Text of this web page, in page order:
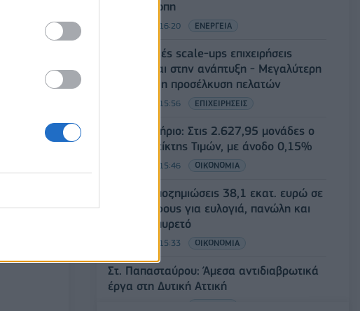
στην Ευρώπη
06/08/2026 - 16:20 ΕΝΕΡΓΕΙΑ
Οι ελληνικές scale-ups επιχειρήσεις
στρέφονται στην ανάπτυξη - Μεγαλύτερη
πρόκληση η προσέλκυση πελατών
06/08/2026 - 15:56 ΕΠΙΧΕΙΡΗΣΕΙΣ
Χρηματιστήριο: Στις 2.627,95 μονάδες ο
Γενικός Δείκτης Τιμών, με άνοδο 0,15%
06/08/2026 - 15:46 ΟΙΚΟΝΟΜΙΑ
ΥΠΑΑΤ: Αποζημιώσεις 38,1 εκατ. ευρώ σε
κτηνοτρόφους για ευλογιά, πανώλη και
αφθώδη πυρετό
06/08/2026 - 15:33 ΟΙΚΟΝΟΜΙΑ
Στ. Παπασταύρου: Άμεσα αντιδιαβρωτικά
έργα στη Δυτική Αττική